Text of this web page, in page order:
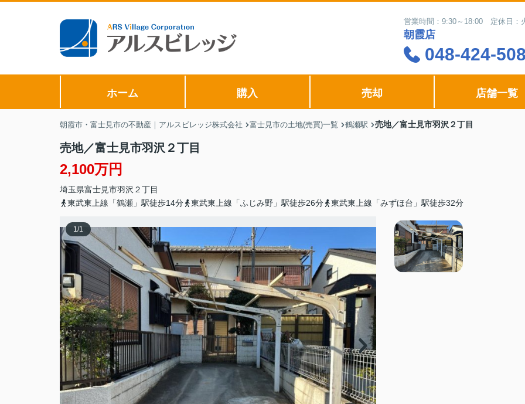
営業時間：9:30～18:00 定休日：
朝霞店
048-424-
ホーム 購入 売却 店舗一覧
朝霞市・富士見市の不動産｜アルスビレッジ株式会社 富士見市の土地(売買)一覧 鶴瀬駅 売地／富士見市羽沢２丁目
売地／富士見市羽沢２丁目
2,100万円
埼玉県富士見市羽沢 ２丁目
東武東上線「鶴瀬」駅徒歩14分
東武東上線「ふじみ野」駅徒歩26分 東武東上線「みずほ台」駅徒歩32分
1/1